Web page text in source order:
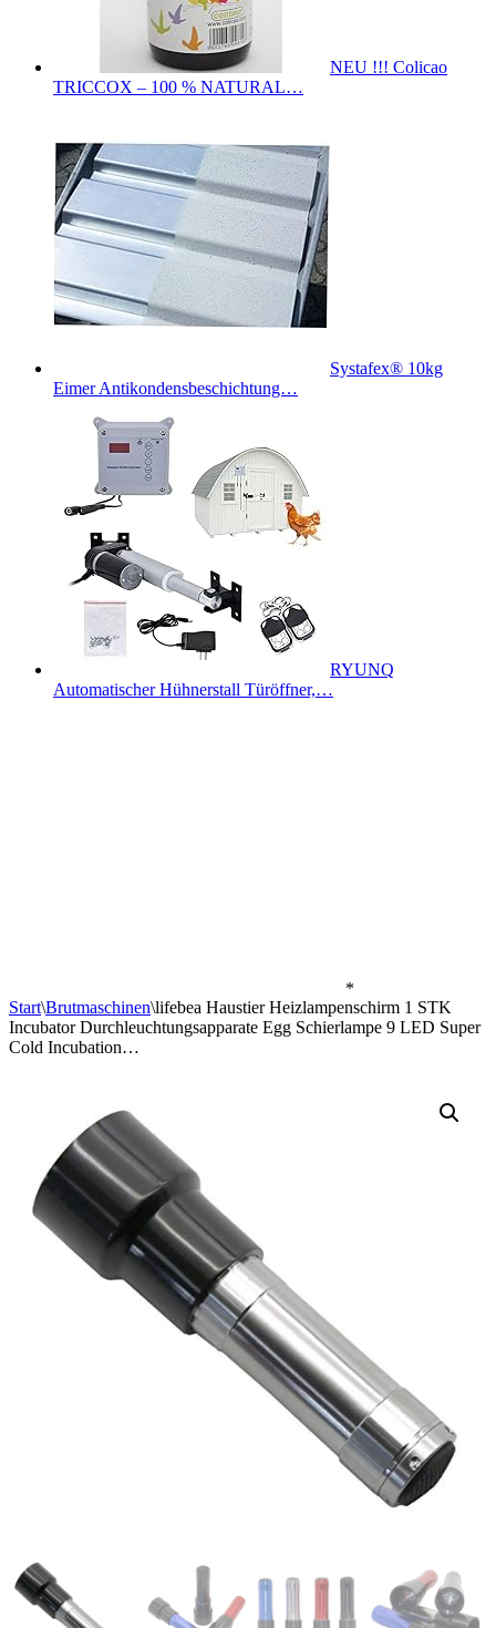
NEU !!! Colicao
TRICCOX – 100 % NATURAL…
Systafex® 10kg
Eimer Antikondensbeschichtung…
RYUNQ
Automatischer Hühnerstall Türöffner,…
*
Start\Brutmaschinen\lifebea Haustier Heizlampenschirm 1 STK
Incubator Durchleuchtungsapparate Egg Schierlampe 9 LED Super
Cold Incubation…